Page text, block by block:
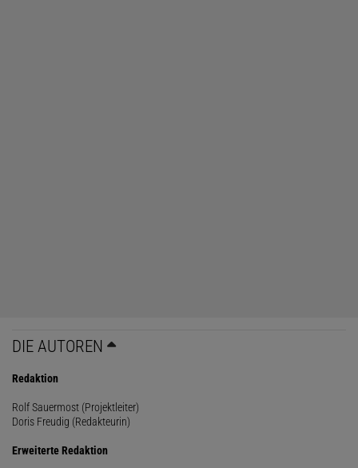
DIE AUTOREN
Redaktion
Rolf Sauermost (Projektleiter)
Doris Freudig (Redakteurin)
Erweiterte Redaktion